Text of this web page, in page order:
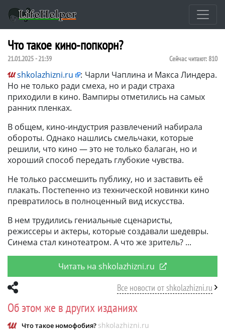
Что такое кино-попкорн?
21.01.2025 - 21:39 Сейчас читают: 810
shkolazhizni.ru : Чарли Чаплина и Макса Линдера.
Но не только ради смеха, но и ради страха
приходили в кино. Вампиры отметились на самых
ранних пленках.
В общем, кино-индустрия развлечений набирала
обороты. Однако нашлись смельчаки, которые
решили, что кино — это не только балаган, но и
хороший способ передать глубокие чувства.
Не только рассмешить публику, но и заставить её
плакать. Постепенно из технической новинки кино
превратилось в полноценный вид искусства.
В нем трудились гениальные сценаристы,
режиссеры и актеры, которые создавали шедевры.
Синема стал кинотеатром. А что же зритель?
Читать на shkolazhizni.ru
Все новости от shkolazhizni.ru
Об этом же в других изданиях
Что такое номофобия? shkolazhizni.ru